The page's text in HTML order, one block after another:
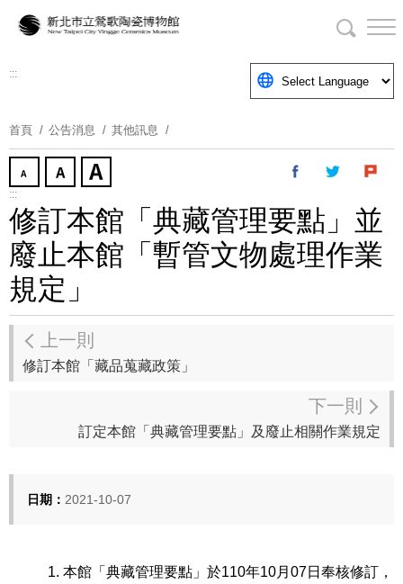
要
塊
:::
首頁 公告消息 其他訊息
:::
修訂本館「典藏管理要點」並
廢止本館「暫管文物處理作業
規定」
上一則
修訂本館「藏品蒐藏政策」
下一則
訂定本館「典藏管理要點」及廢止相關作業規定
日期： 2021-10-07
本館「典藏管理要點」於110年10月07日奉核修訂，